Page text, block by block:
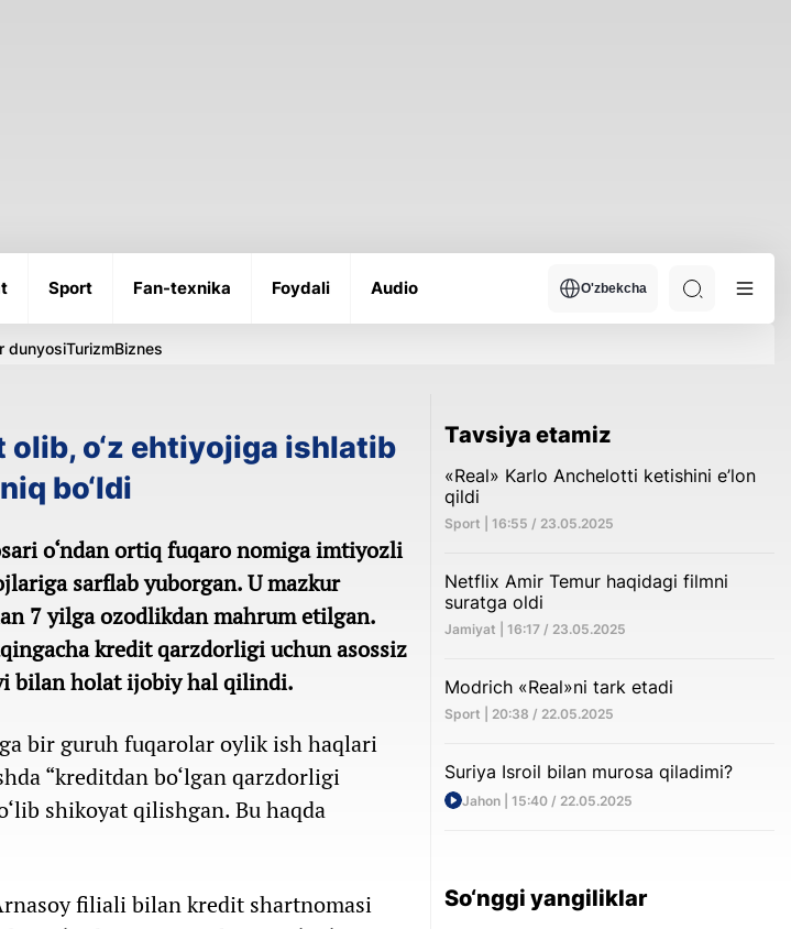
Sport Fan-texnika Foydali Audio O'zbekcha
dunyosiTurizmBiznes
o‘z ehtiyojiga ishlatib
bo‘ldi
o‘ndan ortiq fuqaro nomiga imtiyozli
sarflab yuborgan. U mazkur
7 yilga ozodlikdan mahrum etilgan.
kredit qarzdorligi uchun asossiz
bilan holat ijobiy hal qilindi.
bir guruh fuqarolar oylik ish haqlari
“kreditdan bo‘lgan qarzdorligi
shikoyat qilishgan. Bu haqda
filiali bilan kredit shartnomasi
Tavsiya etamiz
«Real» Karlo Anchelotti ketishini e’lon
qildi
Sport | 16:55 / 23.05.2025
Netflix Amir Temur haqidagi filmni
suratga oldi
Jamiyat | 16:17 / 23.05.2025
Modrich «Real»ni tark etadi
Sport | 20:38 / 22.05.2025
Suriya Isroil bilan murosa qiladimi?
Jahon | 15:40 / 22.05.2025
So‘nggi yangiliklar